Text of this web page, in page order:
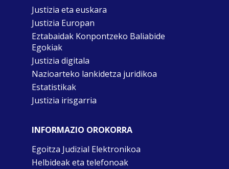
Justizia eta euskara
Justizia Europan
Eztabaidak Konpontzeko Baliabide
Egokiak
Justizia digitala
Nazioarteko lankidetza juridikoa
Estatistikak
Justizia irisgarria
INFORMAZIO OROKORRA
Egoitza Judizial Elektronikoa
Helbideak eta telefonoak